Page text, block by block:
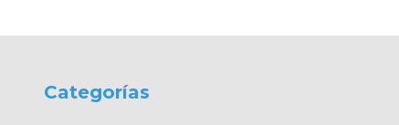
Categorías